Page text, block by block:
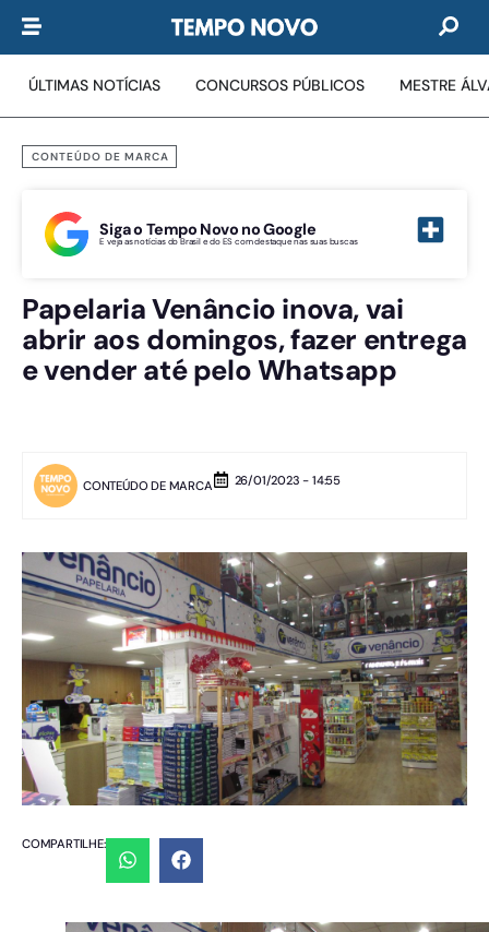
ÚLTIMAS NOTÍCIAS CONCURSOS PÚBLICOS MESTRE
CONTEÚDO DE MARCA
Siga o Tempo Novo no Google
E veja as notícias do Brasil e do ES com destaque nas suas buscas
Papelaria Venâncio inova, vai
abrir aos domingos, fazer entrega
e vender até pelo Whatsapp
CONTEÚDO DE MARCA 26/01/2023 - 14:55
COMPARTILHE: